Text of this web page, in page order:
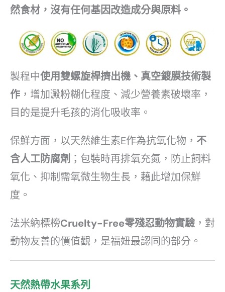
然食材，沒有任何基因改造成分與原料。
製程中使用雙螺旋桿擠出機、真空鍍膜技術製
作 ，增加澱粉糊化程度、減少營養素破壞率，
目的是提升毛孩的消化吸收率。
保鮮方面，以天然維生素E作為抗氧化物， 不
含人工防腐劑 ；包裝時再排氧充氮，防止飼料
氧化、抑制需氧微生物生長，藉此增加保鮮
度。
法米納標榜Cruelty-Free零殘忍動物實驗 ，對
動物友善的價值觀，是福妞最認同的部分。
天然熱帶水果系列